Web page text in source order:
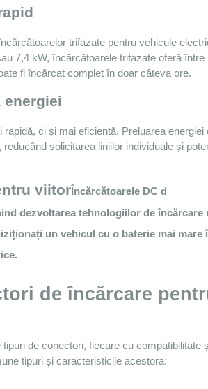
trifazate pentru vehicule
7,4 kW, încărcătoarele trifazate oferă
fi încărcat complet în doar câteva ore.
energiei
ci și mai eficientă. Preluarea
solicitarea liniilor individuale și
viitorÎncărcătoarele DC d
dezvoltarea tehnologiilor de încărcare
un vehicul cu o baterie mai mare
de încărcare
de conectori, fiecare cu
tipuri și caracteristicile acestora:
Dimensiunile produsului
Budapest: 351 Bucată
DATASHEET TO FAVOURITES
Înregistrare / Autentificare
Vă rugăm să vă autentificați pentru a
vedea prețurile!